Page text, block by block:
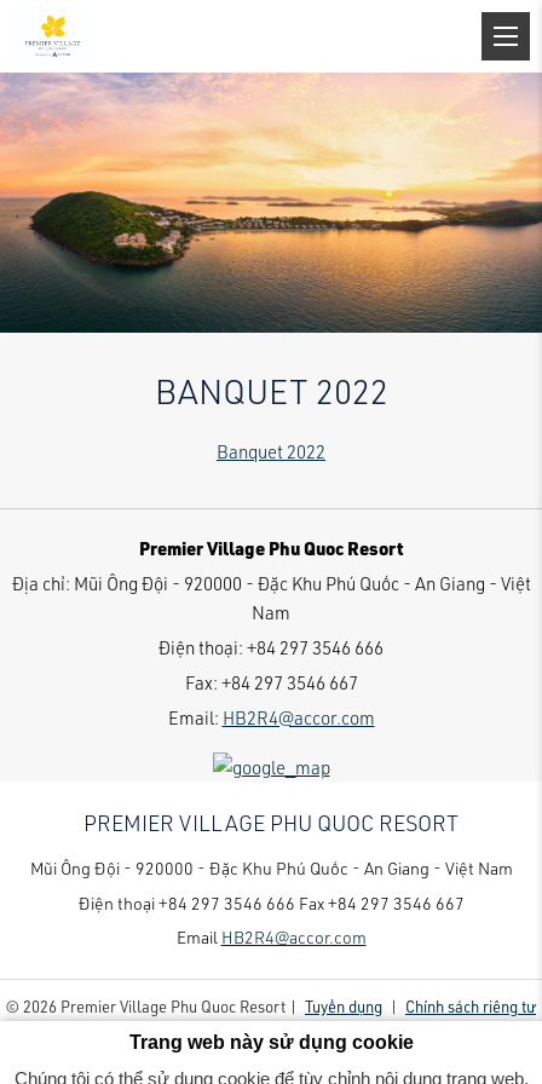
Trang web này sử dụng cookie
Chúng tôi có thể sử dụng cookie để tùy chỉnh nội dung trang web,
BANQUET 2022
Banquet 2022
Premier Village Phu Quoc Resort
Địa chỉ: Mũi Ông Đội - 920000 - Đặc Khu Phú Quốc - An Giang - Việt
Nam
Điện thoại: +84 297 3546 666
Fax: +84 297 3546 667
Email: HB2R4@accor.com
PREMIER VILLAGE PHU QUOC RESORT
Mũi Ông Đội - 920000 - Đặc Khu Phú Quốc - An Giang - Việt Nam
Điện thoại+84 297 3546 666 Fax+84 297 3546 667
Email HB2R4@accor.com
© 2026 Premier Village Phu Quoc Resort | Tuyển dụng | Chính sách riêng tư